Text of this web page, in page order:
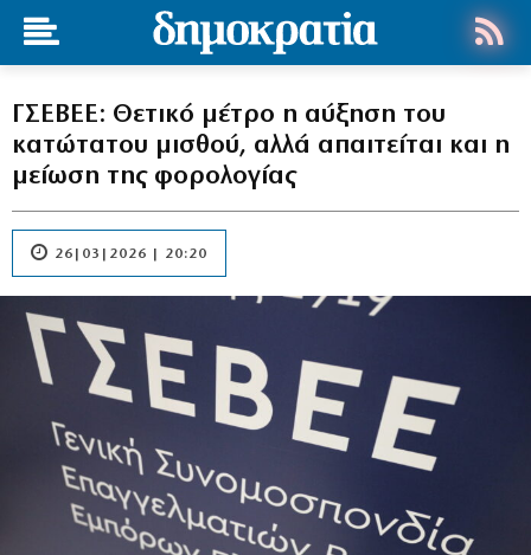
ΓΣΕΒΕΕ: Θετικό μέτρο η αύξηση του
κατώτατου μισθού, αλλά απαιτείται και η
μείωση της φορολογίας
26|03|2026 | 20:20